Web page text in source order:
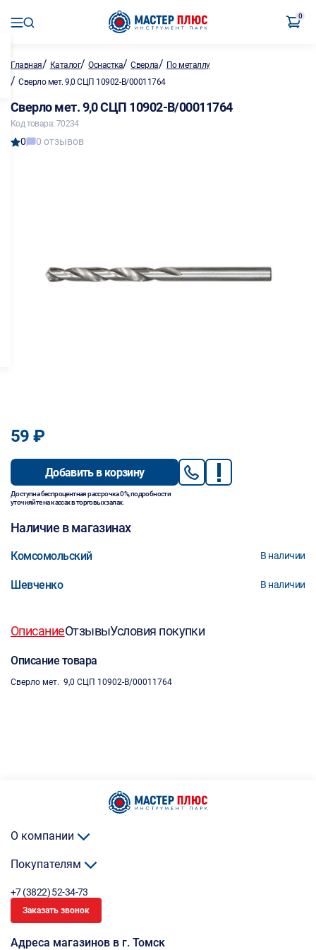
0
Главная/ Каталог/Оснастка/Сверла/ По металлу
/ Сверло мет. 9,0 СЦП 10902-B/00011764
Сверло мет. 9,0 СЦП 10902-B/00011764
Код товара: 70234
0 0 отзывов
59 ₽
Добавить в корзину
Доступна беспроцентная рассрочка 0%, подробности
уточняйте на кассах в торговых залах.
Наличие в магазинах
Комсомольский В наличии
Шевченко В наличии
ОписаниеОтзывыУсловия покупки
Описание товара
Сверло мет. 9,0 СЦП 10902-B/00011764
О компании
Покупателям
+7 (3822) 52-34-73
Заказать звонок
Адреса магазинов в г. Томск